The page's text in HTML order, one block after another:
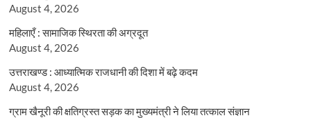
August 4, 2026
महिलाएँ : सामाजिक स्थिरता की अग्रदूत
August 4, 2026
उत्तराखण्ड : आध्यात्मिक राजधानी की दिशा में बढ़े कदम
August 4, 2026
ग्राम खैनूरी की क्षतिग्रस्त सड़क का मुख्यमंत्री ने लिया तत्काल संज्ञान